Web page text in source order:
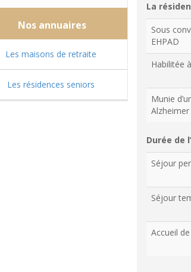
Nos annuaires
Les maisons de retraite
Les résidences seniors
La
Sous
EHPAD
Habilitée
Munie
Alzheimer
Durée de
Séjour
Séjour
Accueil